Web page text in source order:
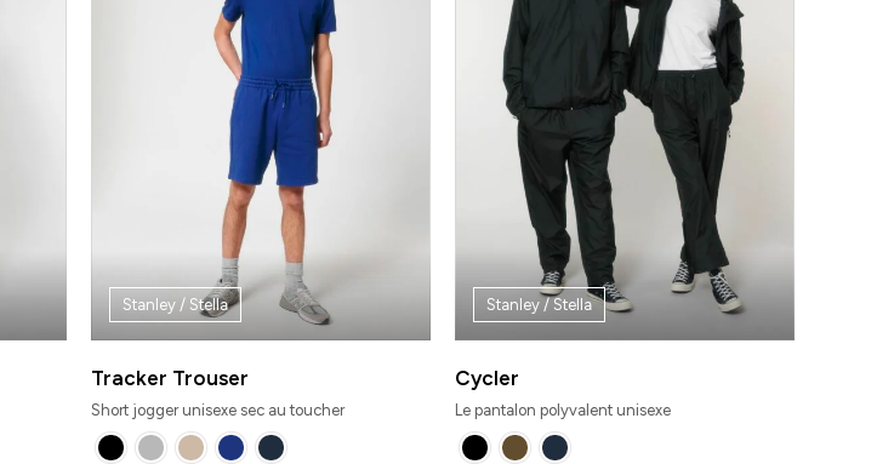
Stanley / Stella
Tracker Trouser
Short jogger unisexe sec au toucher
Stanley / Stella
Cycler
Le pantalon polyvalent unisexe